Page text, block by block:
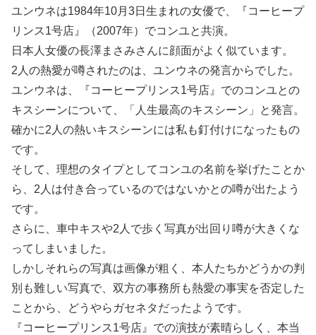
ユンウネは1984年10月3日生まれの女優で、『コーヒープ
リンス1号店』（2007年）でコンユと共演。
日本人女優の長澤まさみさんに顔面がよく似ています。
2人の熱愛が噂されたのは、ユンウネの発言からでした。
ユンウネは、『コーヒープリンス1号店』でのコンユとの
キスシーンについて、「人生最高のキスシーン」と発言。
確かに2人の熱いキスシーンには私も釘付けになったもの
です。
そして、理想のタイプとしてコンユの名前を挙げたことか
ら、2人は付き合っているのではないかとの噂が出たよう
です。
さらに、車中キスや2人で歩く写真が出回り噂が大きくな
ってしまいました。
しかしそれらの写真は画像が粗く、本人たちかどうかの判
別も難しい写真で、双方の事務所も熱愛の事実を否定した
ことから、どうやらガセネタだったようです。
『コーヒープリンス1号店』での演技が素晴らしく、本当